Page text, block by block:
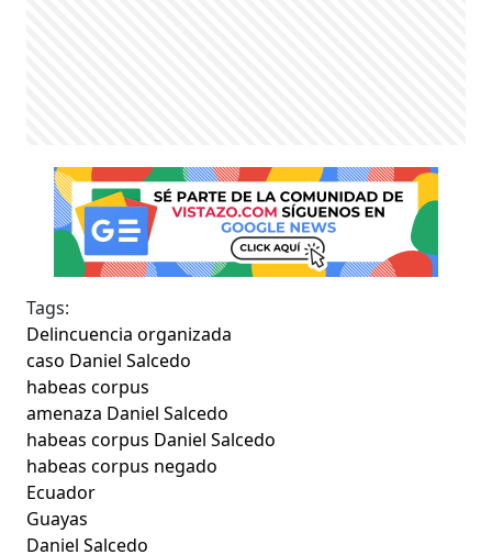
Tags:
Delincuencia organizada
caso Daniel Salcedo
habeas corpus
amenaza Daniel Salcedo
habeas corpus Daniel Salcedo
habeas corpus negado
Ecuador
Guayas
Daniel Salcedo